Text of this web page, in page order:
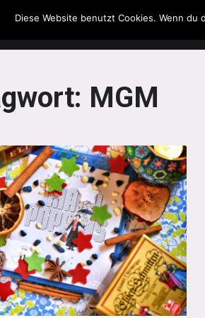
Howling Men
MGM
Diese Website benutzt Cookies. Wenn